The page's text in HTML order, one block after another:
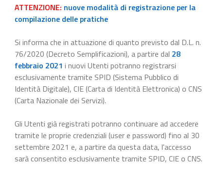
ATTENZIONE: nuove modalità di registrazione per la
compilazione delle pratiche
Si informa che in attuazione di quanto previsto dal D.L. n.
76/2020 (Decreto Semplificazioni), a partire dal 28
febbraio 2021 i nuovi Utenti potranno registrarsi
esclusivamente tramite SPID (Sistema Pubblico di
Identità Digitale), CIE (Carta di Identità Elettronica) o CNS
(Carta Nazionale dei Servizi).
Gli Utenti già registrati potranno continuare ad accedere
tramite le proprie credenziali (user e password) fino al 30
settembre 2021 e, a partire da questa data, l'accesso
sarà consentito esclusivamente tramite SPID, CIE o CNS.